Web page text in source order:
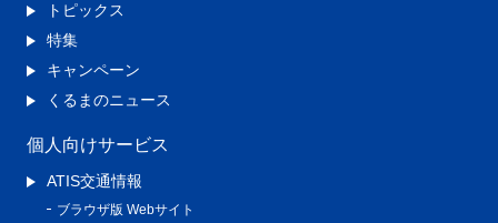
トピックス
特集
キャンペーン
くるまのニュース
個人向けサービス
ATIS交通情報
ブラウザ版 Webサイト